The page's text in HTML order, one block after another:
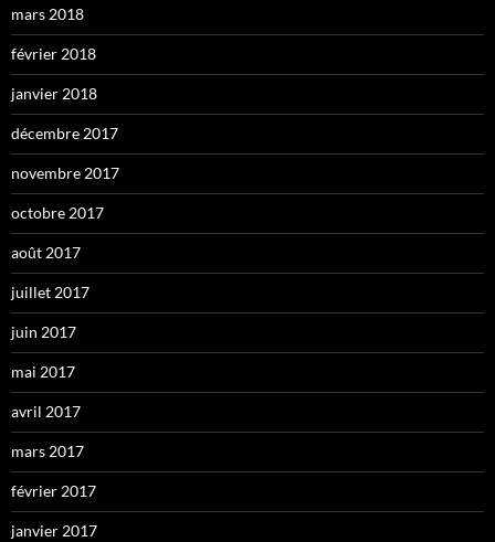
mars 2018
février 2018
janvier 2018
décembre 2017
novembre 2017
octobre 2017
août 2017
juillet 2017
juin 2017
mai 2017
avril 2017
mars 2017
février 2017
janvier 2017